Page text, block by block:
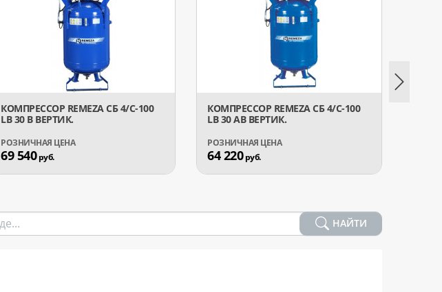
КОМПРЕССОР REMEZA СБ 4/С-100
LB 30 В ВЕРТИК.
69 540руб.
КОМПРЕССОР REMEZA СБ 4/С-100
LB 30 АВ ВЕРТИК.
64 220руб.
НАЙТИ